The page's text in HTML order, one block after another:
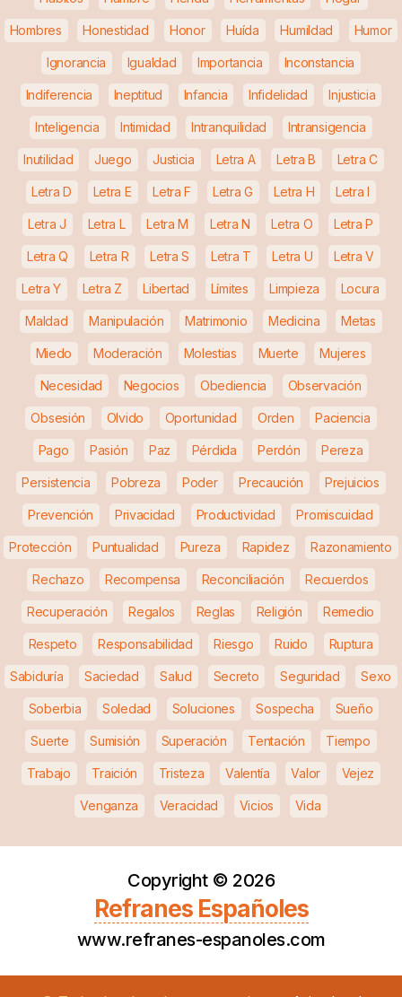
Hombres Honestidad Honor Huída Humildad Humor
Ignorancia Igualdad Importancia Inconstancia
Indiferencia Ineptitud Infancia Infidelidad Injusticia
Inteligencia Intimidad Intranquilidad Intransigencia
Inutilidad Juego Justicia Letra A Letra B Letra C
Letra D Letra E Letra F Letra G Letra H Letra I
Letra J Letra L Letra M Letra N Letra O Letra P
Letra Q Letra R Letra S Letra T Letra U Letra V
Letra Y Letra Z Libertad Límites Limpieza Locura
Maldad Manipulación Matrimonio Medicina Metas
Miedo Moderación Molestias Muerte Mujeres
Necesidad Negocios Obediencia Observación
Obsesión Olvido Oportunidad Orden Paciencia
Pago Pasión Paz Pérdida Perdón Pereza
Persistencia Pobreza Poder Precaución Prejuicios
Prevención Privacidad Productividad Promiscuidad
Protección Puntualidad Pureza Rapidez Razonamiento
Rechazo Recompensa Reconciliación Recuerdos
Recuperación Regalos Reglas Religión Remedio
Respeto Responsabilidad Riesgo Ruido Ruptura
Sabiduría Saciedad Salud Secreto Seguridad Sexo
Soberbia Soledad Soluciones Sospecha Sueño
Suerte Sumisión Superación Tentación Tiempo
Trabajo Traición Tristeza Valentía Valor Vejez
Venganza Veracidad Vicios Vida
Copyright © 2026
Refranes Españoles
www.refranes-espanoles.com